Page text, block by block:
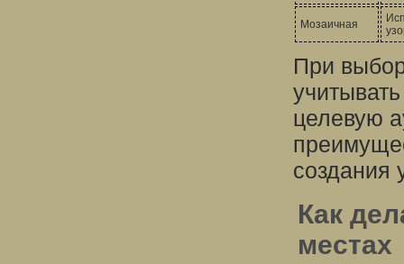
Мозаичная
При
целевую
создания
Как
местах